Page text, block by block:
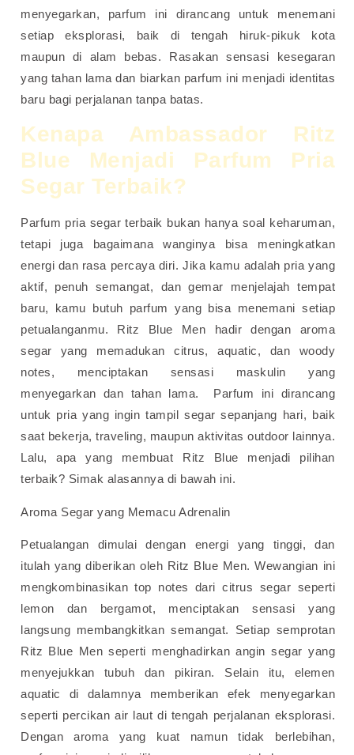
menyegarkan, parfum ini dirancang untuk menemani
setiap eksplorasi, baik di tengah hiruk-pikuk kota
maupun di alam bebas. Rasakan sensasi kesegaran
yang tahan lama dan biarkan parfum ini menjadi identitas
baru bagi perjalanan tanpa batas.
Kenapa Ambassador Ritz
Blue Menjadi Parfum Pria
Segar Terbaik?
Parfum pria segar terbaik bukan hanya soal keharuman,
tetapi juga bagaimana wanginya bisa meningkatkan
energi dan rasa percaya diri. Jika kamu adalah pria yang
aktif, penuh semangat, dan gemar menjelajah tempat
baru, kamu butuh parfum yang bisa menemani setiap
petualanganmu. Ritz Blue Men hadir dengan aroma
segar yang memadukan citrus, aquatic, dan woody
notes, menciptakan sensasi maskulin yang
menyegarkan dan tahan lama. Parfum ini dirancang
untuk pria yang ingin tampil segar sepanjang hari, baik
saat bekerja, traveling, maupun aktivitas outdoor lainnya.
Lalu, apa yang membuat Ritz Blue menjadi pilihan
terbaik? Simak alasannya di bawah ini.
Aroma Segar yang Memacu Adrenalin
Petualangan dimulai dengan energi yang tinggi, dan
itulah yang diberikan oleh Ritz Blue Men. Wewangian ini
mengkombinasikan top notes dari citrus segar seperti
lemon dan bergamot, menciptakan sensasi yang
langsung membangkitkan semangat. Setiap semprotan
Ritz Blue Men seperti menghadirkan angin segar yang
menyejukkan tubuh dan pikiran. Selain itu, elemen
aquatic di dalamnya memberikan efek menyegarkan
seperti percikan air laut di tengah perjalanan eksplorasi.
Dengan aroma yang kuat namun tidak berlebihan,